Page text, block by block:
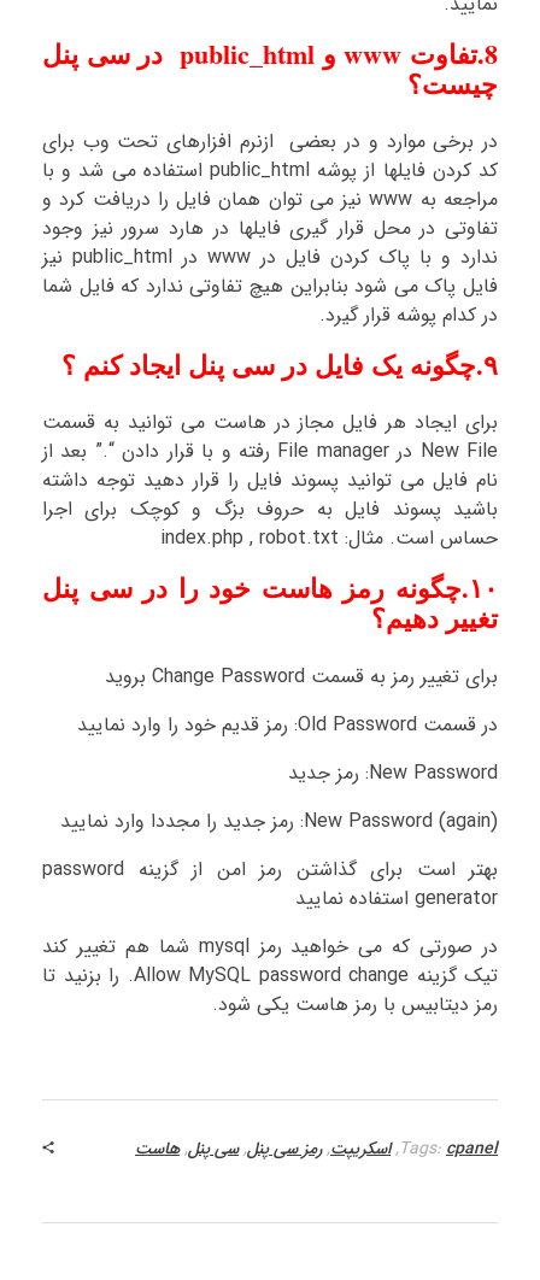
8.تفاوت www و public_html در سی پنل
چیست؟
در برخی موارد و در بعضی ازنرم افزارهای تحت وب برای
کد کردن فایلها از پوشه public_html استفاده می شد و با
مراجعه به www نیز می توان همان فایل را دریافت کرد و
تفاوتی در محل قرار گیری فایلها در هارد سرور نیز وجود
ندارد و با پاک کردن فایل در www در public_html نیز
فایل پاک می شود بنابراین هیچ تفاوتی ندارد که فایل شما
در کدام پوشه قرار گیرد.
۹.چگونه یک فایل در سی پنل ایجاد کنم ؟
برای ایجاد هر فایل مجاز در هاست می توانید به قسمت
New File در File manager رفته و با قرار دادن “.” بعد از
نام فایل می توانید پسوند فایل را قرار دهید توجه داشته
باشید پسوند فایل به حروف بزگ و کوچک برای اجرا
حساس است. مثال: index.php , robot.txt
۱۰.چگونه رمز هاست خود را در سی پنل
تغییر دهیم؟
برای تغییر رمز به قسمت Change Password بروید
در قسمت Old Password: رمز قدیم خود را وارد نمایید
New Password: رمز جدید
New Password (again): رمز جدید را مجددا وارد نمایید
بهتر است برای گذاشتن رمز امن از گزینه password
generator استفاده نمایید
در صورتی که می خواهید رمز mysql شما هم تغییر کند
تیک گزینه Allow MySQL password change. را بزنید تا
رمز دیتابیس با رمز هاست یکی شود.
Tags:cpanel
,اسکریپت,رمز سی پنل,سی پنل,هاست